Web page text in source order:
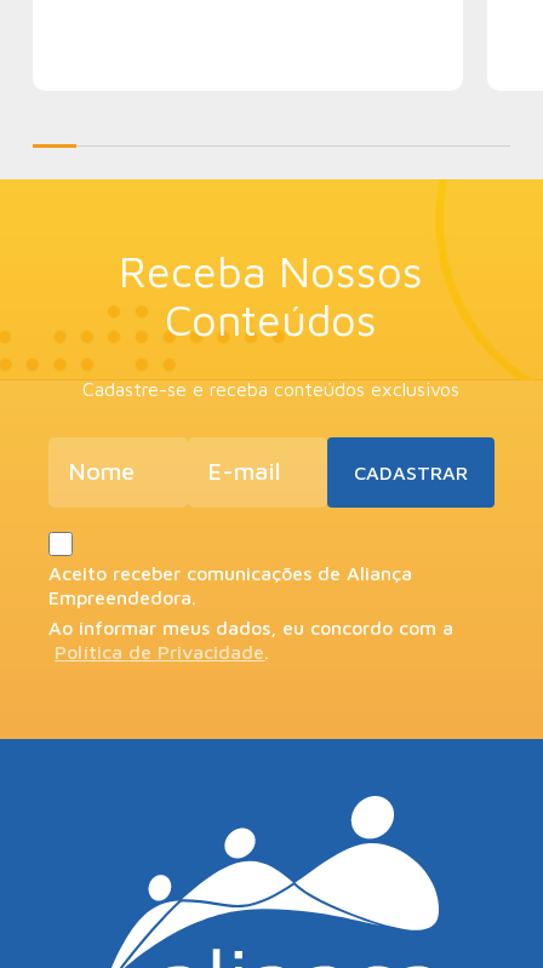
Receba Nossos
Conteúdos
Cadastre-se e receba conteúdos exclusivos
Aceito receber comunicações de Aliança
Empreendedora.
Ao informar meus dados, eu concordo com a
Política de Privacidade.